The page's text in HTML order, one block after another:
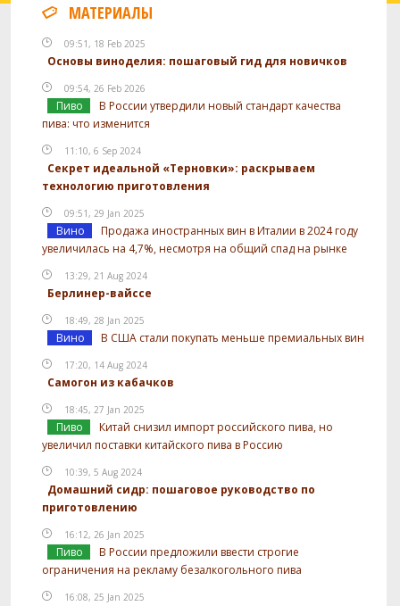
МАТЕРИАЛЫ
09:51, 18 Feb 2025
Основы виноделия: пошаговый гид для новичков
09:54, 26 Feb 2026
Пиво
В России утвердили новый стандарт качества
пива: что изменится
11:10, 6 Sep 2024
Секрет идеальной «Терновки»: раскрываем
технологию приготовления
09:51, 29 Jan 2025
Вино
Продажа иностранных вин в Италии в 2024 году
увеличилась на 4,7%, несмотря на общий спад на рынке
13:29, 21 Aug 2024
Берлинер-вайссе
18:49, 28 Jan 2025
Вино В США стали покупать меньше премиальных вин
17:20, 14 Aug 2024
Самогон из кабачков
18:45, 27 Jan 2025
Пиво
Китай снизил импорт российского пива, но
увеличил поставки китайского пива в Россию
10:39, 5 Aug 2024
Домашний сидр: пошаговое руководство по
приготовлению
16:12, 26 Jan 2025
Пиво
В России предложили ввести строгие
ограничения на рекламу безалкогольного пива
16:08, 25 Jan 2025